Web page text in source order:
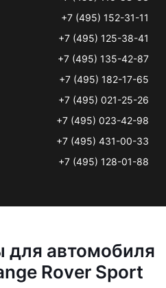
+7 (495) 152-31-11
+7 (495) 125-38-41
+7 (495) 135-42-87
+7 (495) 182-17-65
+7 (495) 021-25-26
+7 (495) 023-42-98
+7 (495) 431-00-33
+7 (495) 128-01-88
для автомобиля
Rover Sport